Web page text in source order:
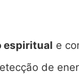
espiritual e
de